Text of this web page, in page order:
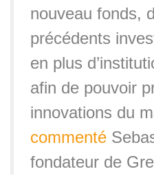
nouveau fonds,
précédents
en plus
afin de pouvoir
innovations du
commenté
fondateur de